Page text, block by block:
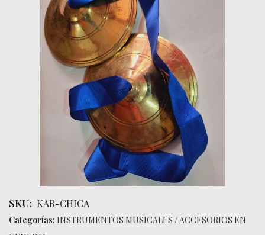
SKU: KAR-CHICA
Categorías: INSTRUMENTOS MUSICALES /ACCESORIOS EN